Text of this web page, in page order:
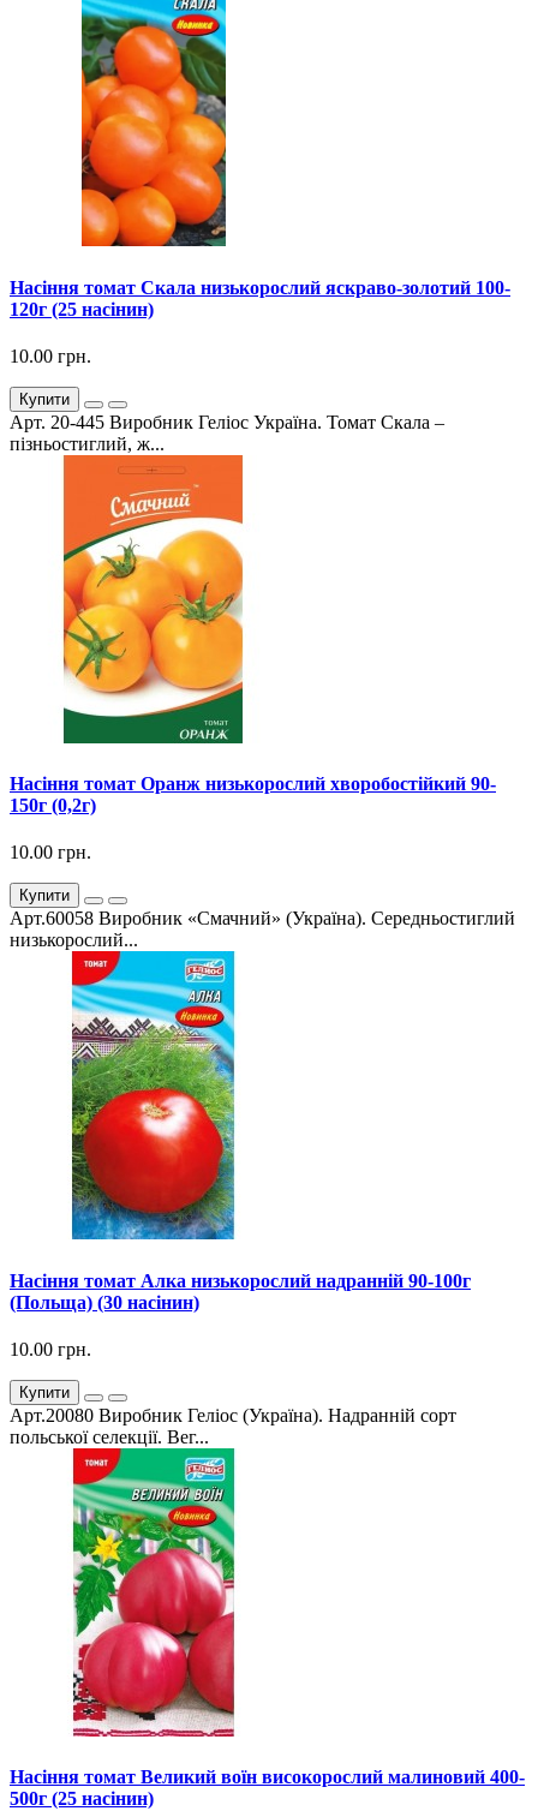
Насіння томат Скала низькорослий яскраво-золотий 100-
120г (25 насінин)
10.00 грн.
Купити
Арт. 20-445 Виробник Геліос Україна. Томат Скала –
пізньостиглий, ж...
Насіння томат Оранж низькорослий хворобостійкий 90-
150г (0,2г)
10.00 грн.
Купити
Арт.60058 Виробник «Смачний» (Україна). Середньостиглий
низькорослий...
Насіння томат Алка низькорослий надранній 90-100г
(Польща) (30 насінин)
10.00 грн.
Купити
Арт.20080 Виробник Геліос (Україна). Надранній сорт
польської селекції. Вег...
Насіння томат Великий воїн високорослий малиновий 400-
500г (25 насінин)